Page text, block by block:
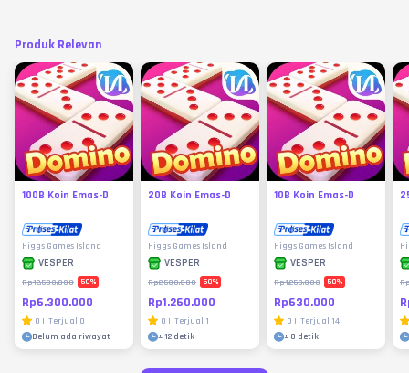
Produk Relevan
100B Koin Emas-D
Higgs Games Island
VESPER
Rp12.500.000 50%
Rp6.300.000
0 | Terjual 0
Belum ada riwayat
20B Koin Emas-D
Higgs Games Island
VESPER
Rp2.500.000 50%
Rp1.260.000
0 | Terjual 1
±12 detik
10B Koin Emas-D
Higgs Games Island
VESPER
Rp1.250.000 50%
Rp630.000
0 | Terjual 14
± 8 detik